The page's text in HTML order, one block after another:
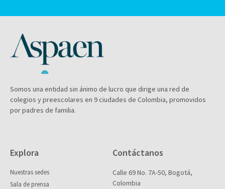
Somos una entidad sin ánimo de lucro que dirige una red de
colegios y preescolares en 9 ciudades de Colombia, promovidos
por padres de familia.
Explora
Nuestras sedes
Sala de prensa
Contáctanos
Calle 69 No. 7A-50, Bogotá,
Colombia